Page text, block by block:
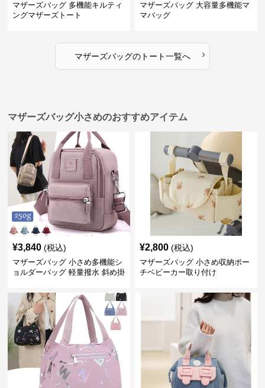
マザーズバッグ 多機能キルティ
ングマザーズトート
マザーズバッグ 大容量多機能マ
マバッグ
マザーズバッグのトート一覧へ ›
マザーズバッグ小さめのおすすめアイテム
¥3,840 (税込)
マザーズバッグ 小さめ多機能シ
ョルダーバッグ 軽量撥水 斜め掛
¥2,800 (税込)
マザーズバッグ 小さめ収納ポー
チベビーカー取り付け